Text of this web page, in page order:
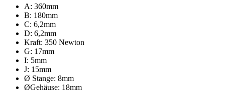
A: 360mm
B: 180mm
C: 6,2mm
D: 6,2mm
Kraft: 350 Newton
G: 17mm
I: 5mm
J: 15mm
Ø Stange: 8mm
ØGehäuse: 18mm